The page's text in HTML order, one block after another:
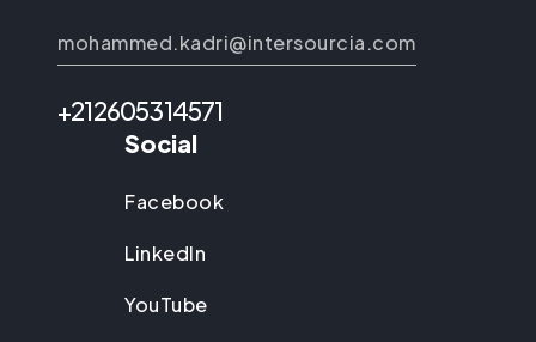
mohammed.kadri@intersourcia.com
+212605314571
Social
Facebook
LinkedIn
YouTube